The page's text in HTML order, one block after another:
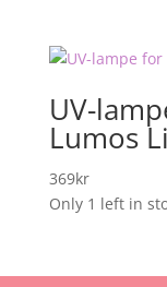
UV-
Lumos
369kr
Only 1 left in